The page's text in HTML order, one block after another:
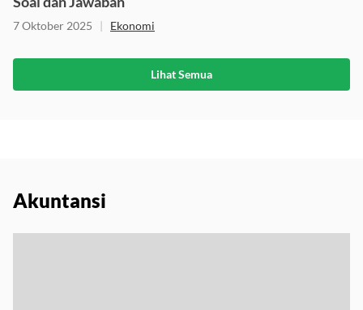
7 Oktober 2025 | Ekonomi
Lihat Semua
Akuntansi